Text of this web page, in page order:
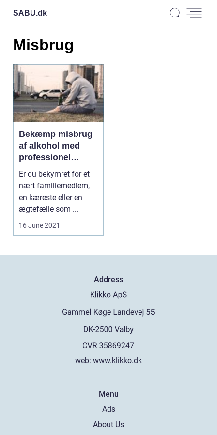
SABU.dk
Misbrug
Bekæmp misbrug
af alkohol med
professionel
rådgivning
Er du bekymret for et
nært familiemedlem,
en kæreste eller en
ægtefælle som ...
16 June 2021
Address
web: www.klikko.dk
Menu
Ads
About Us